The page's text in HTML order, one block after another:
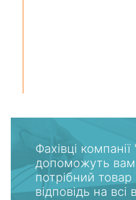
Фахівці
допоможуть вам
потрібний товар
відповідь на всі